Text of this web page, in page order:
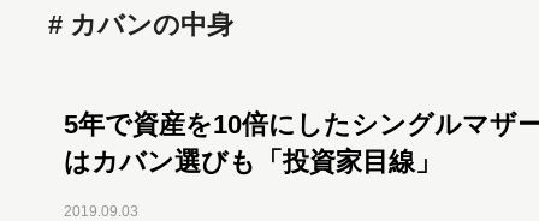
カバンの中身
5年で資産を10倍にしたシングルマザ
はカバン選びも「投資家目線」
2019.09.03